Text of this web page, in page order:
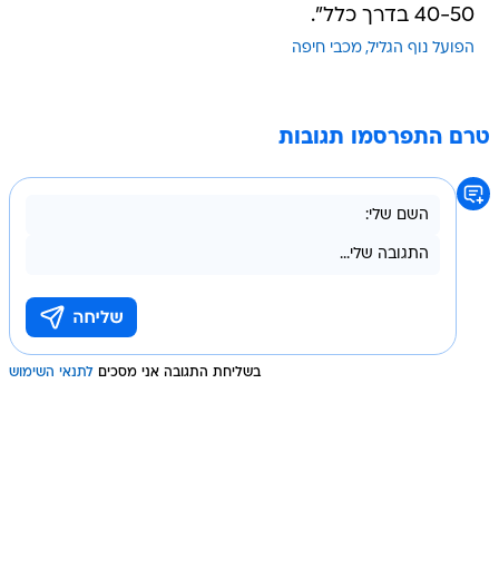
40-50 בדרך כלל".
הפועל נוף הגליל מכבי חיפה
טרם התפרסמו תגובות
בשליחת התגובה אני מסכים לתנאי השימוש